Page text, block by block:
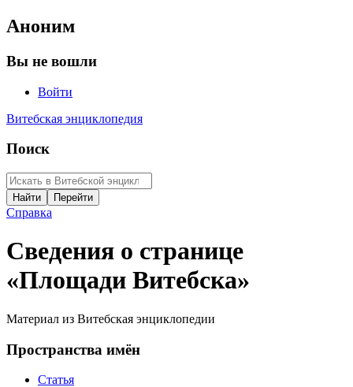
Аноним
Вы не вошли
Войти
Витебская энциклопедия
Поиск
Справка
Сведения о странице
«Площади Витебска»
Материал из Витебская энциклопедии
Пространства имён
Статья